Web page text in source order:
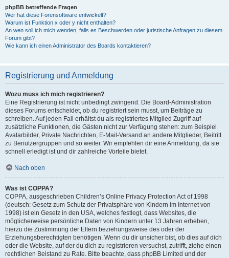
phpBB betreffende Fragen
Wer hat diese Forensoftware entwickelt?
Warum ist Funktion x oder y nicht enthalten?
An wen soll ich mich wenden, falls es Beschwerden oder juristische Anfragen zu diesem
Forum gibt?
Wie kann ich einen Administrator des Boards kontaktieren?
Registrierung und Anmeldung
Wozu muss ich mich registrieren?
Eine Registrierung ist nicht unbedingt zwingend. Die Board-Administration
dieses Forums entscheidet, ob du registriert sein musst, um Beiträge zu
schreiben. Auf jeden Fall erhältst du als registriertes Mitglied Zugriff auf
zusätzliche Funktionen, die Gästen nicht zur Verfügung stehen: zum Beispiel
Avatarbilder, Private Nachrichten, E-Mail-Versand an andere Mitglieder, Beitritt
zu Benutzergruppen und so weiter. Wir empfehlen dir eine Anmeldung, da sie
schnell erledigt ist und dir zahlreiche Vorteile bietet.
Nach oben
Was ist COPPA?
COPPA, ausgeschrieben Children’s Online Privacy Protection Act of 1998
(deutsch: Gesetz zum Schutz der Privatsphäre von Kindern im Internet von
1998) ist ein Gesetz in den USA, welches festlegt, dass Websites, die
möglicherweise persönliche Daten von Kindern unter 13 Jahren erheben,
hierzu die Zustimmung der Eltern beziehungsweise des oder der
Erziehungsberechtigten benötigen. Wenn du dir unsicher bist, ob dies auf dich
oder die Website, auf der du dich zu registrieren versuchst, zutrifft, ziehe einen
rechtlichen Beistand zu Rate. Bitte beachte, dass phpBB Limited und der